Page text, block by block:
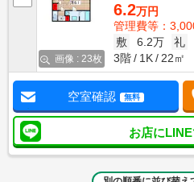
画像 : 23枚
6.2万円
管理費等：
敷
6.2万 礼
3階
1K 22㎡
空室確認 無料
お店に